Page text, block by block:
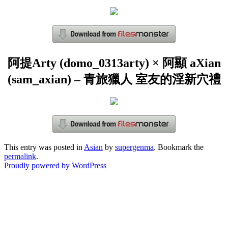
阿提Arty (domo_0313arty) × 阿顯 aXian
(sam_axian) – 青旅獵人 室友的淫新穴禮
This entry was posted inAsian by supergenma. Bookmark the
permalink.
Proudly powered by WordPress